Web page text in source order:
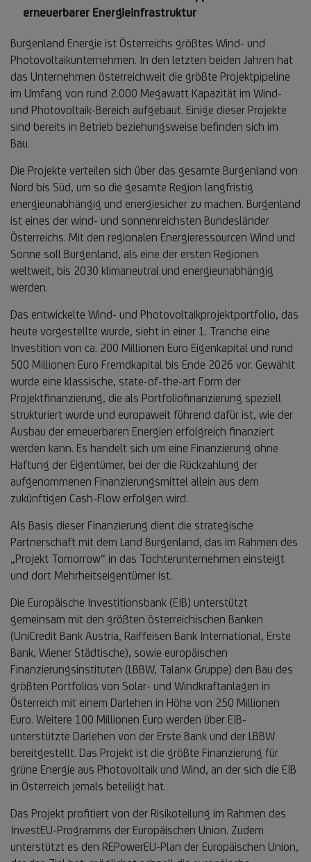
erneuerbarer Energieinfrastruktur
Burgenland Energie ist Österreichs größtes Wind- und
Photovoltaikunternehmen. In den letzten beiden Jahren hat
das Unternehmen österreichweit die größte Projektpipeline
im Umfang von rund 2.000 Megawatt Kapazität im Wind-
und Photovoltaik-Bereich aufgebaut. Einige dieser Projekte
sind bereits in Betrieb beziehungsweise befinden sich im
Bau.
Die Projekte verteilen sich über das gesamte Burgenland von
Nord bis Süd, um so die gesamte Region langfristig
energieunabhängig und energiesicher zu machen. Burgenland
ist eines der wind- und sonnenreichsten Bundesländer
Österreichs. Mit den regionalen Energieressourcen Wind und
Sonne soll Burgenland, als eine der ersten Regionen
weltweit, bis 2030 klimaneutral und energieunabhängig
werden.
Das entwickelte Wind- und Photovoltaikprojektportfolio, das
heute vorgestellte wurde, sieht in einer 1. Tranche eine
Investition von ca. 200 Millionen Euro Eigenkapital und rund
500 Millionen Euro Fremdkapital bis Ende 2026 vor. Gewählt
wurde eine klassische, state-of-the-art Form der
Projektfinanzierung, die als Portfoliofinanzierung speziell
strukturiert wurde und europaweit führend dafür ist, wie der
Ausbau der erneuerbaren Energien erfolgreich finanziert
werden kann. Es handelt sich um eine Finanzierung ohne
Haftung der Eigentümer, bei der die Rückzahlung der
aufgenommenen Finanzierungsmittel allein aus dem
zukünftigen Cash-Flow erfolgen wird.
Als Basis dieser Finanzierung dient die strategische
Partnerschaft mit dem Land Burgenland, das im Rahmen des
„Projekt Tomorrow“ in das Tochterunternehmen einsteigt
und dort Mehrheitseigentümer ist.
Die Europäische Investitionsbank (EIB) unterstützt
gemeinsam mit den größten österreichischen Banken
(UniCredit Bank Austria, Raiffeisen Bank International, Erste
Bank, Wiener Städtische), sowie europäischen
Finanzierungsinstituten (LBBW, Talanx Gruppe) den Bau des
größten Portfolios von Solar- und Windkraftanlagen in
Österreich mit einem Darlehen in Höhe von 250 Millionen
Euro. Weitere 100 Millionen Euro werden über EIB-
unterstützte Darlehen von der Erste Bank und der LBBW
bereitgestellt. Das Projekt ist die größte Finanzierung für
grüne Energie aus Photovoltaik und Wind, an der sich die EIB
in Österreich jemals beteiligt hat.
Das Projekt profitiert von der Risikoteilung im Rahmen des
InvestEU-Programms der Europäischen Union. Zudem
unterstützt es den REPowerEU-Plan der Europäischen Union,